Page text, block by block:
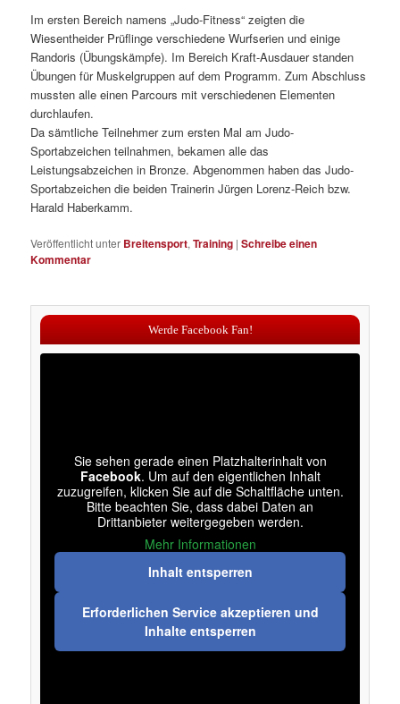
Im ersten Bereich namens „Judo-Fitness“ zeigten die
Wiesentheider Prüflinge verschiedene Wurfserien und einige
Randoris (Übungskämpfe). Im Bereich Kraft-Ausdauer standen
Übungen für Muskelgruppen auf dem Programm. Zum Abschluss
mussten alle einen Parcours mit verschiedenen Elementen
durchlaufen.
Da sämtliche Teilnehmer zum ersten Mal am Judo-
Sportabzeichen teilnahmen, bekamen alle das
Leistungsabzeichen in Bronze. Abgenommen haben das Judo-
Sportabzeichen die beiden Trainerin Jürgen Lorenz-Reich bzw.
Harald Haberkamm.
Veröffentlicht unter Breitensport,Training |Schreibe einen
Kommentar
Werde Facebook Fan!
Sie sehen gerade einen Platzhalterinhalt von
Facebook. Um auf den eigentlichen Inhalt
zuzugreifen, klicken Sie auf die Schaltfläche unten.
Bitte beachten Sie, dass dabei Daten an
Drittanbieter weitergegeben werden.
Mehr Informationen
Inhalt entsperren
Erforderlichen Service akzeptieren und
Inhalte entsperren